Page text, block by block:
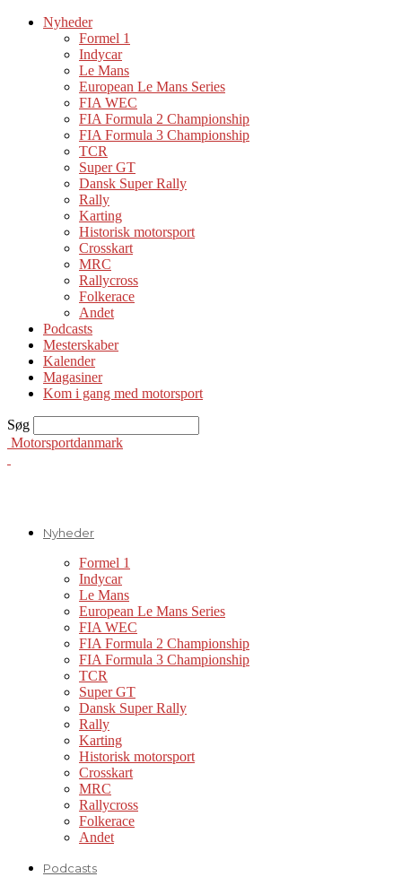
Nyheder
Formel 1
Indycar
Le Mans
European Le Mans Series
FIA WEC
FIA Formula 2 Championship
FIA Formula 3 Championship
TCR
Super GT
Dansk Super Rally
Rally
Karting
Historisk motorsport
Crosskart
MRC
Rallycross
Folkerace
Andet
Podcasts
Mesterskaber
Kalender
Magasiner
Kom i gang med motorsport
Søg
Motorsportdanmark
Nyheder
Formel 1
Indycar
Le Mans
European Le Mans Series
FIA WEC
FIA Formula 2 Championship
FIA Formula 3 Championship
TCR
Super GT
Dansk Super Rally
Rally
Karting
Historisk motorsport
Crosskart
MRC
Rallycross
Folkerace
Andet
Podcasts